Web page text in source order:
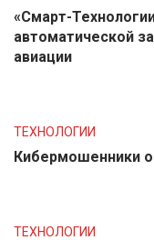
«Смарт-
автоматической
авиации
ТЕХНОЛОГИИ
Кибермошенники
ТЕХНОЛОГИИ